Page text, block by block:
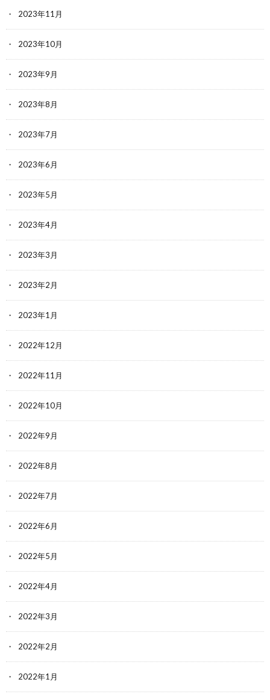
2023年11月
2023年10月
2023年9月
2023年8月
2023年7月
2023年6月
2023年5月
2023年4月
2023年3月
2023年2月
2023年1月
2022年12月
2022年11月
2022年10月
2022年9月
2022年8月
2022年7月
2022年6月
2022年5月
2022年4月
2022年3月
2022年2月
2022年1月